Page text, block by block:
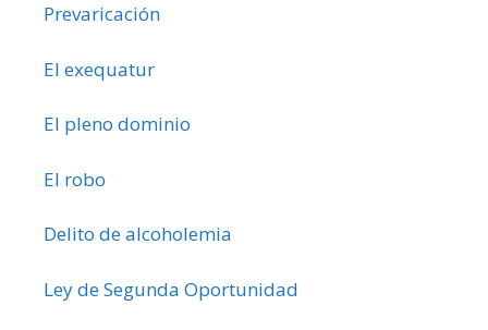
Prevaricación
El exequatur
El pleno dominio
El robo
Delito de alcoholemia
Ley de Segunda Oportunidad